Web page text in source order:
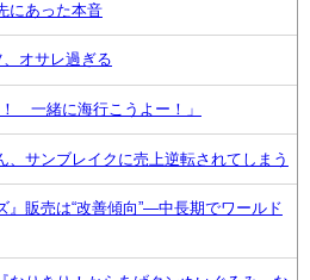
にあった本音
オサレ過ぎる
一緒に海行こうよー！」
、サンブレイクに売上逆転されてしまう
』販売は“改善傾向”―中長期でワールド